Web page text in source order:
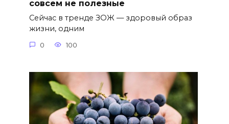
совсем не полезные
Сейчас в тренде ЗОЖ — здоровый образ
жизни, одним
0 100